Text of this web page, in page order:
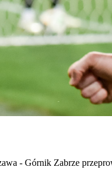
- Górnik Zabrze